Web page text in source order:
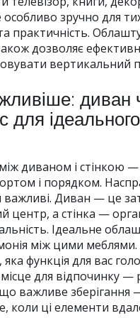
зручно для
практичність.
дозволяє
вертикальний
диван
для
диваном і стінкою
і порядком.
важливі. Диван — це
центр, а стінка —
Ідеальне
між цими меблями.
яка функція для вас
для відпочинку —
важливе зберігання
коли ці елементи